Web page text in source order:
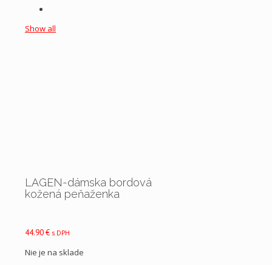
Show all
LAGEN-dámska bordová
kožená peňaženka
44.90€ s DPH
Nie je na sklade